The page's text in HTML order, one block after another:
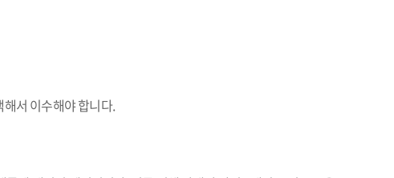
서 이수해야 합니다.